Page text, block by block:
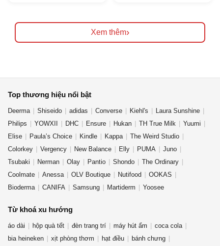
Xem thêm›
Top thương hiệu nổi bật
Deerma Shiseido adidas Converse Kiehl's
Laura Sunshine
Philips
YOWXII DHC Ensure Hukan TH True Milk
Yuumi
Elise
Paula’s Choice Kindle Kappa
The Weird Studio
Colorkey
Vergency New Balance Elly PUMA
Juno
Tsubaki
Nerman Olay Pantio Shondo
The Ordinary
Coolmate
Anessa OLV Boutique Nutifood
OOKAS
Bioderma
CANIFA Samsung Martiderm Yoosee
Từ khoá xu hướng
áo dài hộp quà tết đèn trang trí máy hút ẩm
coca cola
bia heineken
xịt phòng thơm hạt điều
bánh chưng